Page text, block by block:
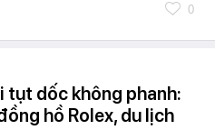
0
tụt dốc không phanh:
hồ Rolex, du lịch